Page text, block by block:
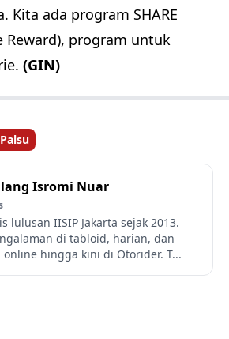
Kita ada program SHARE
Reward), program untuk
(GIN)
Isromi Nuar
lulusan IISIP Jakarta sejak 2013.
di tabloid, harian, dan
online hingga kini di Otorider. T...